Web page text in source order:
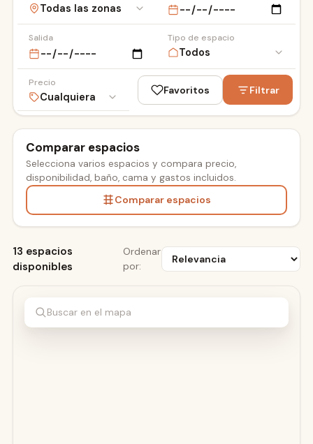
Salida Tipo de espacio
Precio
Favoritos Filtrar
Comparar espacios
Selecciona varios espacios y compara precio,
disponibilidad, baño, cama y gastos incluidos.
Comparar espacios
13 espacios
disponibles
Ordenar
por:
ESDI
Buscar en el mapa